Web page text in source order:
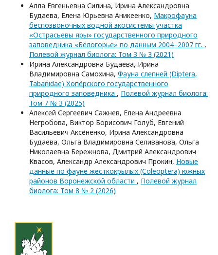
Алла Евгеньевна Силина, Ирина Александровна
Будаева, Елена Юрьевна Аникеенко, Макрофауна
беспозвоночных водной экосистемы участка
«Острасьевы яры» государственного природного
заповедника «Белогорье» по данным 2004–2007 гг. ,
Полевой журнал биолога: Том 3 № 3 (2021)
Ирина Александровна Будаева, Ирина
Владимировна Самохина, Фауна слепней (Diptera,
Tabanidae) Хопёрского государственного
природного заповедника , Полевой журнал биолога:
Том 7 № 3 (2025)
Алексей Сергеевич Сажнев, Елена Андреевна
Негробова, Виктор Борисович Голуб, Евгений
Васильевич Аксёненко, Ирина Александровна
Будаева, Ольга Владимировна Селиванова, Ольга
Николаевна Бережнова, Дмитрий Александрович
Квасов, Александр Александрович Прокин, Новые
данные по фауне жесткокрылых (Coleoptera) южных
районов Воронежской области , Полевой журнал
биолога: Том 8 № 2 (2026)